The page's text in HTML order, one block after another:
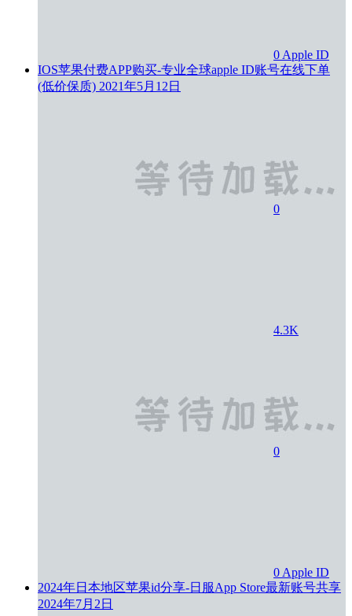
0 Apple ID
IOS苹果付费APP购买-专业全球apple ID账号在线下单
(低价保质) 2021年5月12日
0
4.3K
0
0 Apple ID
2024年日本地区苹果id分享-日服App Store最新账号共享
2024年7月2日